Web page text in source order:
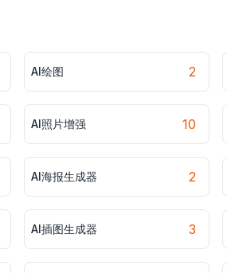
AI绘图 2
AI照片增强 10
AI海报生成器 2
AI插图生成器 3